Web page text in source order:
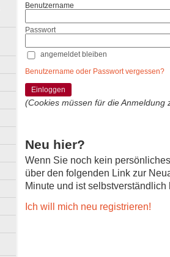
Benutzername
Passwort
angemeldet bleiben
Benutzername oder Passwort vergessen?
Einloggen
(Cookies müssen für die Anmeldung
Neu hier?
Wenn Sie noch kein
über den folgenden Link zur
Minute und ist selbstverständlich
Ich will mich neu registrieren!